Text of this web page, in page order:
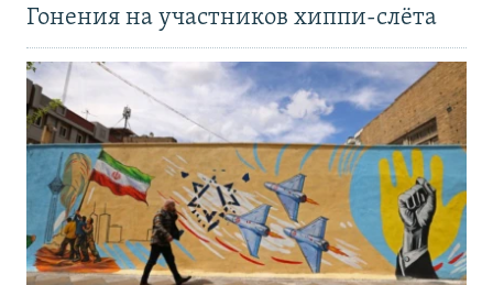
Гонения на участников хиппи-слёта